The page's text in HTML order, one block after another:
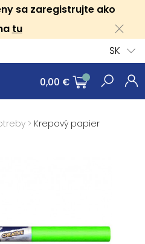
sa zaregistrujte ako
tu
SK
0,00 €
> Krepový papier